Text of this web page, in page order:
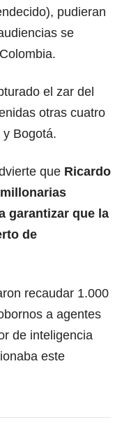
pudieran
se
el zar del
otras cuatro
Bogotá.
que Ricardo
garantizar que la
de
recaudar 1.000
a agentes
de inteligencia
este